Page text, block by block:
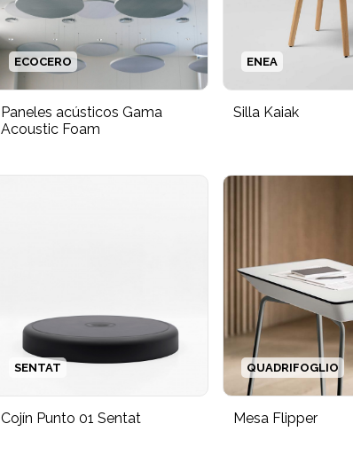
Paneles acústicos Gama
Acoustic Foam
ECOCERO
Silla Kaiak
ENEA
Cojín Punto 01 Sentat
SENTAT
Mesa Flipper
QUADRIFOGLIO